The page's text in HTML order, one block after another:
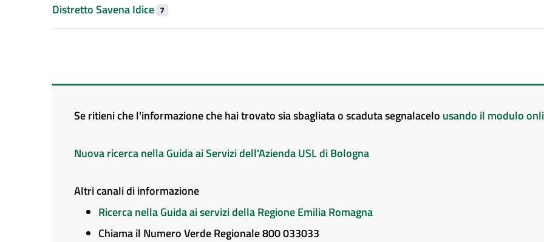
Distretto Savena Idice 7
Se ritieni che l'informazione che hai trovato sia sbagliata o scaduta segnalacelo usando il modulo
Nuova ricerca nella Guida ai Servizi dell'Azienda USL di Bologna
Altri canali di informazione
Ricerca nella Guida ai servizi della Regione Emilia Romagna
Chiama il Numero Verde Regionale 800 033033